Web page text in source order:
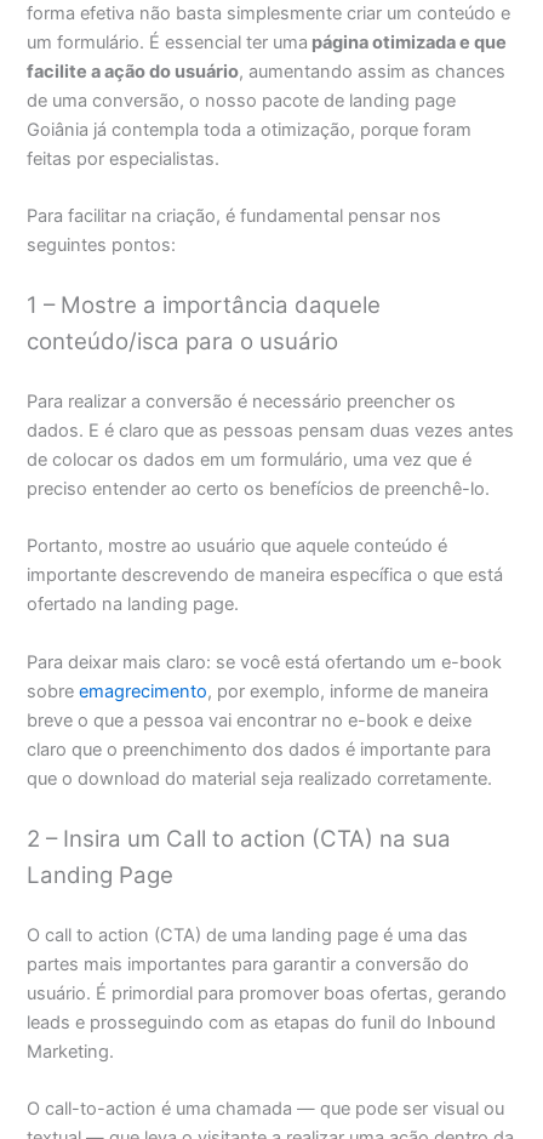
forma efetiva não basta simplesmente criar um conteúdo e
um formulário. É essencial ter uma página otimizada e que
facilite a ação do usuário, aumentando assim as chances
de uma conversão, o nosso pacote de landing page
Goiânia já contempla toda a otimização, porque foram
feitas por especialistas.
Para facilitar na criação, é fundamental pensar nos
seguintes pontos:
1 – Mostre a importância daquele
conteúdo/isca para o usuário
Para realizar a conversão é necessário preencher os
dados. E é claro que as pessoas pensam duas vezes antes
de colocar os dados em um formulário, uma vez que é
preciso entender ao certo os benefícios de preenchê-lo.
Portanto, mostre ao usuário que aquele conteúdo é
importante descrevendo de maneira específica o que está
ofertado na landing page.
Para deixar mais claro: se você está ofertando um e-book
sobreemagrecimento, por exemplo, informe de maneira
breve o que a pessoa vai encontrar no e-book e deixe
claro que o preenchimento dos dados é importante para
que o download do material seja realizado corretamente.
2 – Insira um Call to action (CTA) na sua
Landing Page
O call to action (CTA) de uma landing page é uma das
partes mais importantes para garantir a conversão do
usuário. É primordial para promover boas ofertas, gerando
leads e prosseguindo com as etapas do funil do Inbound
Marketing.
O call-to-action é uma chamada — que pode ser visual ou